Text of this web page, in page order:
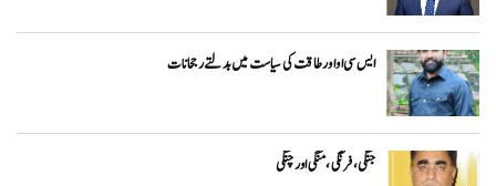
ایس سی او اور طاقت کی سیاست میں بدلتے رجحانات
جنگی، فرنگی ، منگی اور چنگی